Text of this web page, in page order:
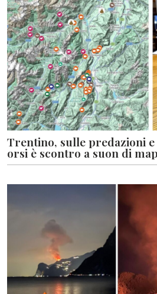
Trentino, sulle predazioni
orsi è scontro a suon di